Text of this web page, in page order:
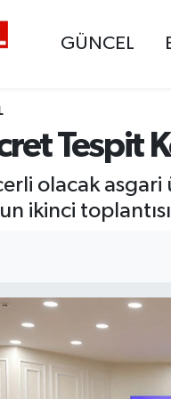
GÜNCEL
Tespit
olacak
ikinci
Fikstür